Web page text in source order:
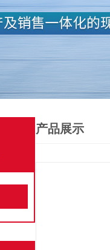
产品展示